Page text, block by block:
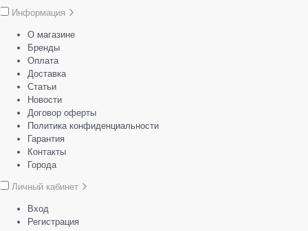
Информация
О магазине
Бренды
Оплата
Доставка
Статьи
Новости
Договор оферты
Политика конфиденциальности
Гарантия
Контакты
Города
Личный кабинет
Вход
Регистрация